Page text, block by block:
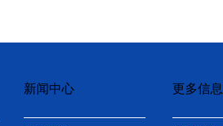
新闻中心 更多信息